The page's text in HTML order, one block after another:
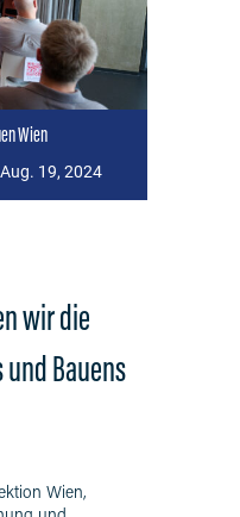
Wien
Aug. 19, 2024
wir die
Bauens
Wien,